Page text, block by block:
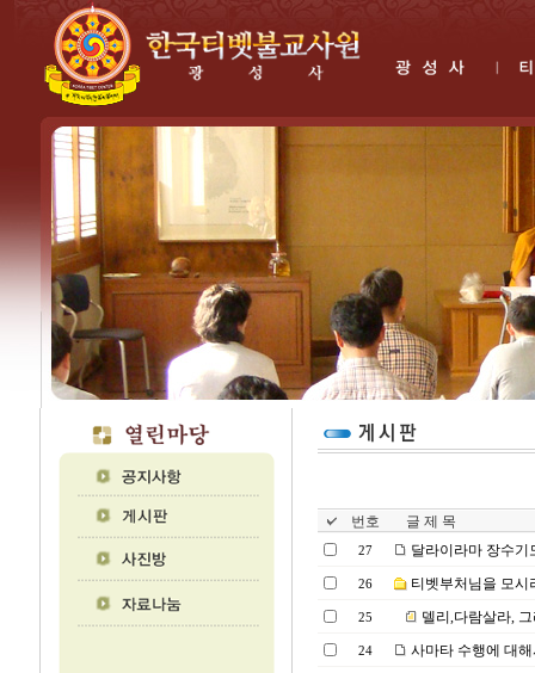
번호 글 제 목
27 달라이라마 장수기
26 티벳부처님을 모시
25 델리,다람살라,
24 사마타 수행에 대